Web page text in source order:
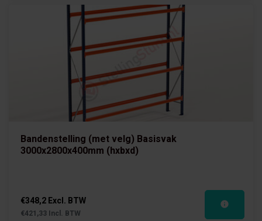
Bandenstelling (met velg) Basisvak
3000x2800x400mm (hxbxd)
€348,2 Excl. BTW
€421,33 Incl. BTW